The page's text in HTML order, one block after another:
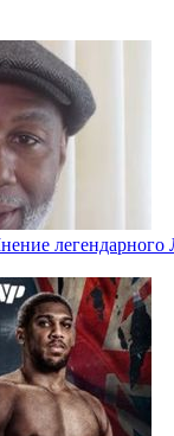
легендарного